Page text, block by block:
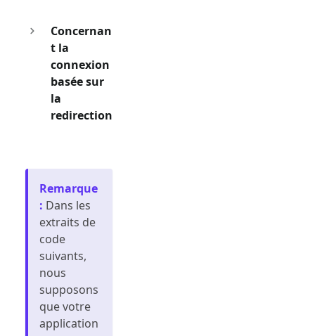
Concernan
t la
connexion
basée sur
la
redirection
Remarque
: Dans les
extraits de
code
suivants,
nous
supposons
que votre
application